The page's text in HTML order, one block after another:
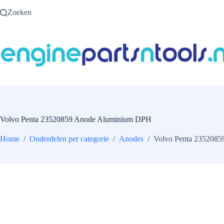
naarZoeken
Volvo Penta 23520859 Anode Aluminium DPH
Home / Onderdelen per categorie / Anodes / Volvo Penta